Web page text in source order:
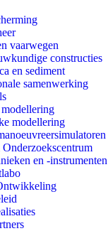
vaarwegen
constructies
en sediment
samenwerking
modellering
en -instrumenten